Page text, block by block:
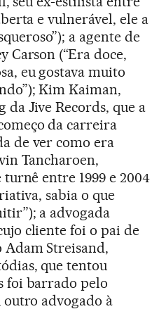
e vulnerável, ele a
a agente de
Carson (“Era doce,
eu gostava muito
Kim Kaiman,
Jive Records, que a
da carreira
de ver como era
Tancharoen,
entre 1999 e 2004
sabia o que
a advogada
cliente foi o pai de
Streisand,
que tentou
foi barrado pelo
advogado à